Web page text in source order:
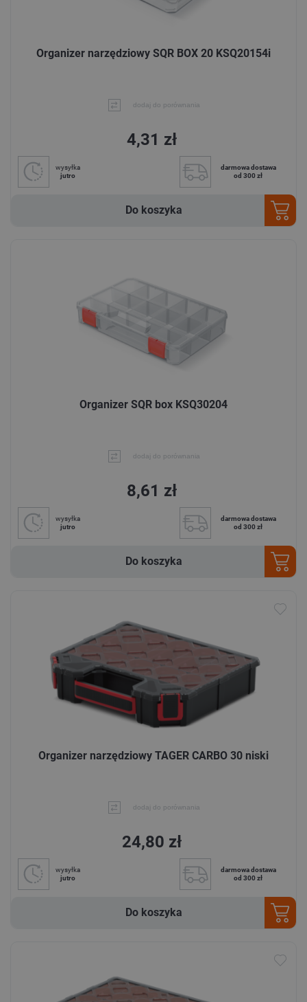
Organizer narzędziowy SQR BOX 20 KSQ20154i
dodaj do porównania
4,31 zł
wysyłka
jutro
darmowa dostawa
od 300 zł
Do koszyka
Organizer SQR box KSQ30204
dodaj do porównania
8,61 zł
wysyłka
jutro
darmowa dostawa
od 300 zł
Do koszyka
Organizer narzędziowy TAGER CARBO 30 niski
dodaj do porównania
24,80 zł
wysyłka
jutro
darmowa dostawa
od 300 zł
Do koszyka